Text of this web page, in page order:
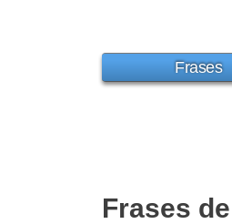
Frases
Frases